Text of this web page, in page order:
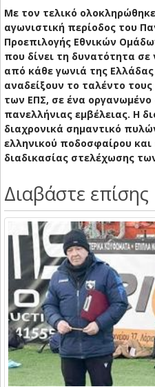
Με τον τελικό
αγωνιστική περίοδος του
Προεπιλογής Εθνικών
που δίνει τη δυνατότητα
από κάθε γωνιά της
αναδείξουν το ταλέντο
των ΕΠΣ, σε ένα
πανελλήνιας εμβέλειας. Η
διαχρονικά σημαντικό
ελληνικού ποδοσφαίρου και
διαδικασίας στελέχωσης
Διαβάστε επίσης